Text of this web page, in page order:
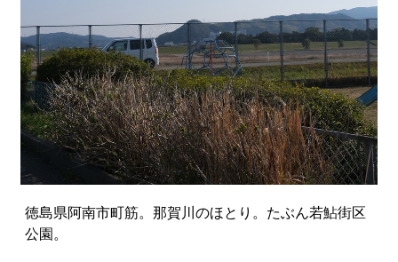
徳島県阿南市町筋。那賀川のほとり。たぶん若鮎街区
公園。